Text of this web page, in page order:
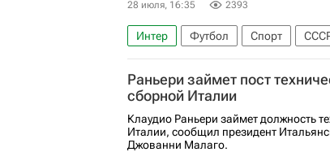
28 июля, 16:35 2393
Интер Футбол Спорт
Мауро Икарди
ПФК ЦСКА
Раньери займет пост
сборной Италии
Клаудио Раньери займет должность
Италии, сообщил президент
Джованни Малаго.